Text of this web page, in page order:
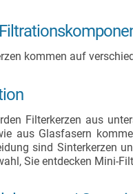
kommen auf
Filterkerzen aus
aus Glasfasern
sind Sinterkerzen
Sie entdecken Mini-